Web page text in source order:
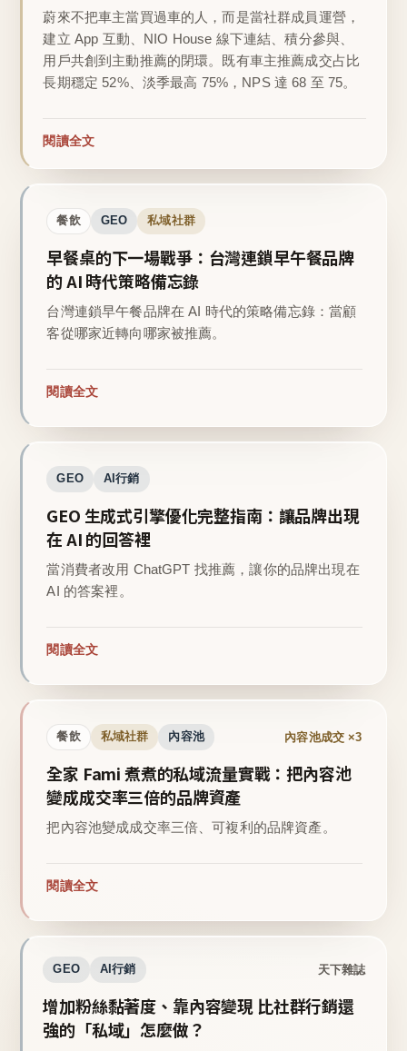
蔚來不把車主當買過車的人，而是當社群成員運營，
建立 App 互動、NIO House 線下連結、積分參與、
用戶共創到主動推薦的閉環。既有車主推薦成交占比
長期穩定 52%、淡季最高 75%，NPS 達 68 至 75。
閱讀全文
餐飲 GEO 私域社群
早餐桌的下一場戰爭：台灣連鎖早午餐品牌
的 AI 時代策略備忘錄
台灣連鎖早午餐品牌在 AI 時代的策略備忘錄：當顧
客從哪家近轉向哪家被推薦。
閱讀全文
GEO AI行銷
GEO 生成式引擎優化完整指南：讓品牌出現
在 AI 的回答裡
當消費者改用 ChatGPT 找推薦，讓你的品牌出現在
AI 的答案裡。
閱讀全文
餐飲 私域社群 內容池 內容池成交 ×3
全家 Fami 煮煮的私域流量實戰：把內容池
變成成交率三倍的品牌資產
把內容池變成成交率三倍、可複利的品牌資產。
閱讀全文
GEO AI行銷 天下雜誌
增加粉絲黏著度、靠內容變現 比社群行銷還
強的「私域」怎麼做？